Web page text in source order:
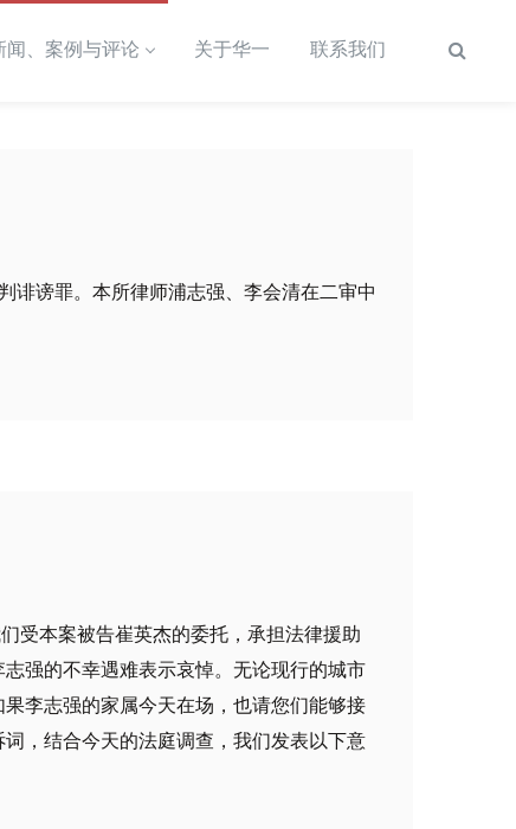
闻、案例与评论 关于华一 联系我们
诽谤罪。本所律师浦志强、李会清在二审中
受本案被告崔英杰的委托，承担法律援助
强的不幸遇难表示哀悼。无论现行的城市
李志强的家属今天在场，也请您们能够接
，结合今天的法庭调查，我们发表以下意